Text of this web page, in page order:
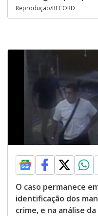
Reprodução/RECORD
O caso permanece
identificação dos
crime, e na análise